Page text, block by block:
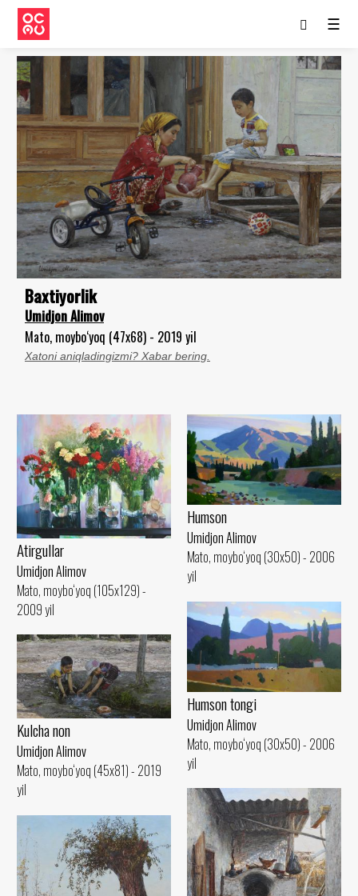
☰
Baxtiyorlik
Umidjon Alimov
Mato, moybo‘yoq (47x68) - 2019 yil
Xatoni aniqladingizmi? Xabar bering.
Atirgullar
Umidjon Alimov
Mato, moybo‘yoq (105x129) -
2009 yil
Humson
Umidjon Alimov
Mato, moybo‘yoq (30x50) - 2006
yil
Humson tongi
Umidjon Alimov
Mato, moybo‘yoq (30x50) - 2006
yil
Kulcha non
Umidjon Alimov
Mato, moybo‘yoq (45x81) - 2019
yil